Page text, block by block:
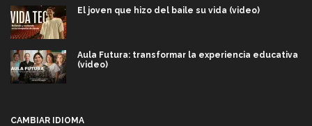
El joven que hizo del baile su vida (video)
Aula Futura: transformar la experiencia educativa
(video)
CAMBIAR IDIOMA